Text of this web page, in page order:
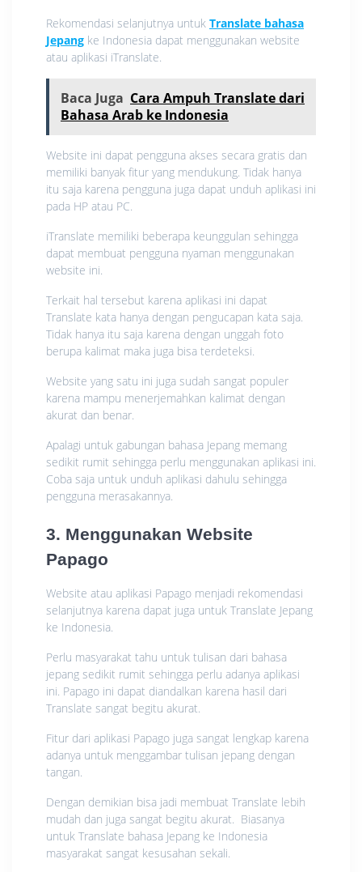
Rekomendasi selanjutnya untuk Translate bahasa
Jepang ke Indonesia dapat menggunakan website
atau aplikasi iTranslate.
Baca Juga Cara Ampuh Translate dari
Bahasa Arab ke Indonesia
Website ini dapat pengguna akses secara gratis dan
memiliki banyak fitur yang mendukung. Tidak hanya
itu saja karena pengguna juga dapat unduh aplikasi ini
pada HP atau PC.
iTranslate memiliki beberapa keunggulan sehingga
dapat membuat pengguna nyaman menggunakan
website ini.
Terkait hal tersebut karena aplikasi ini dapat
Translate kata hanya dengan pengucapan kata saja.
Tidak hanya itu saja karena dengan unggah foto
berupa kalimat maka juga bisa terdeteksi.
Website yang satu ini juga sudah sangat populer
karena mampu menerjemahkan kalimat dengan
akurat dan benar.
Apalagi untuk gabungan bahasa Jepang memang
sedikit rumit sehingga perlu menggunakan aplikasi ini.
Coba saja untuk unduh aplikasi dahulu sehingga
pengguna merasakannya.
3. Menggunakan Website
Papago
Website atau aplikasi Papago menjadi rekomendasi
selanjutnya karena dapat juga untuk Translate Jepang
ke Indonesia.
Perlu masyarakat tahu untuk tulisan dari bahasa
jepang sedikit rumit sehingga perlu adanya aplikasi
ini. Papago ini dapat diandalkan karena hasil dari
Translate sangat begitu akurat.
Fitur dari aplikasi Papago juga sangat lengkap karena
adanya untuk menggambar tulisan jepang dengan
tangan.
Dengan demikian bisa jadi membuat Translate lebih
mudah dan juga sangat begitu akurat. Biasanya
untuk Translate bahasa Jepang ke Indonesia
masyarakat sangat kesusahan sekali.